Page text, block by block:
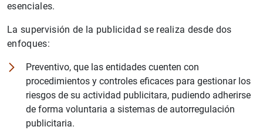
esenciales.
La supervisión de la publicidad se realiza desde dos
enfoques:
Preventivo, que las entidades cuenten con
procedimientos y controles eficaces para gestionar los
riesgos de su actividad publicitara, pudiendo adherirse
de forma voluntaria a sistemas de autorregulación
publicitaria.